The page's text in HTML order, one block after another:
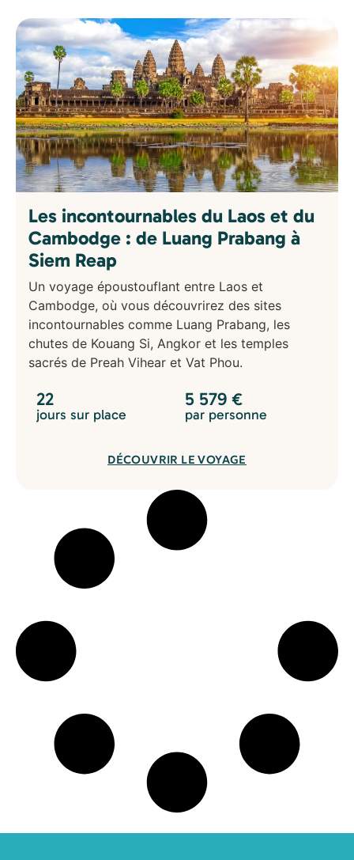
Les incontournables du Laos et du
Cambodge : de Luang Prabang à
Siem Reap
Un voyage époustouflant entre Laos et
Cambodge, où vous découvrirez des sites
incontournables comme Luang Prabang, les
chutes de Kouang Si, Angkor et les temples
sacrés de Preah Vihear et Vat Phou.
22
jours sur place
5 579 €
par personne
DÉCOUVRIR LE VOYAGE